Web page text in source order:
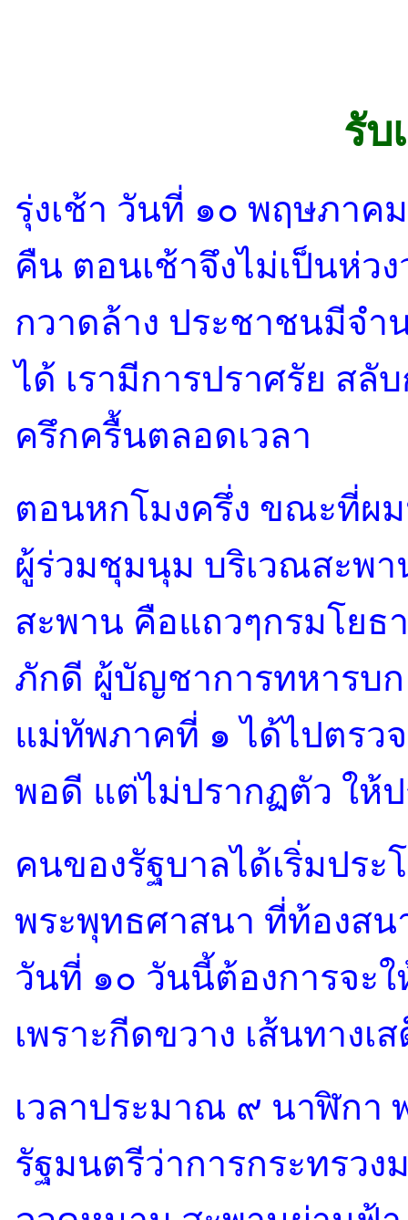
รับ
รุ่งเช้า วันที่ ๑๐ พฤษภา
คืน ตอนเช้าจึงไม่เป็นห่ว
กวาดล้าง ประชาชนมีจำ
ได้ เรามีการปราศรัย สลั
ครึกครื้นตลอดเวลา
ตอนหกโมงครึ่ง ขณะที่ผ
ผู้ร่วมชุมนุม บริเวณสะพ
สะพาน คือแถวๆกรมโยธ
ภักดี ผู้บัญชาการทหารบ
แม่ทัพภาคที่ ๑ ได้ไปตรว
พอดี แต่ไม่ปรากฏตัว ให้
คนของรัฐบาลได้เริ่มปร
พระพุทธศาสนา ที่ท้องสน
วันที่ ๑๐ วันนี้ต้องการจะ
เพราะกีดขวาง เส้นทางเ
เวลาประมาณ ๙ นาฬิกา
รัฐมนตรีว่าการกระทรว